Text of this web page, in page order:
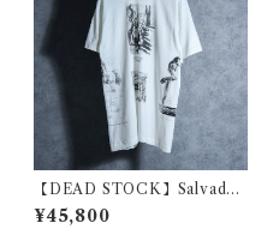
【DEAD STOCK】Salvador
Dali Malti Print T-Shirts サ
ルバドール・ダリ マルチプリ
¥45,800